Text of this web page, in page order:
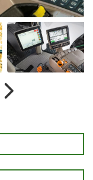
Próximo